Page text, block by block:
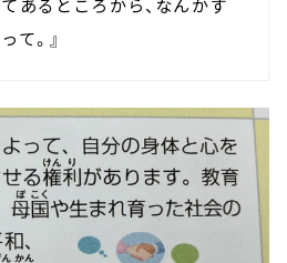
あるところから、なんかす
て。』